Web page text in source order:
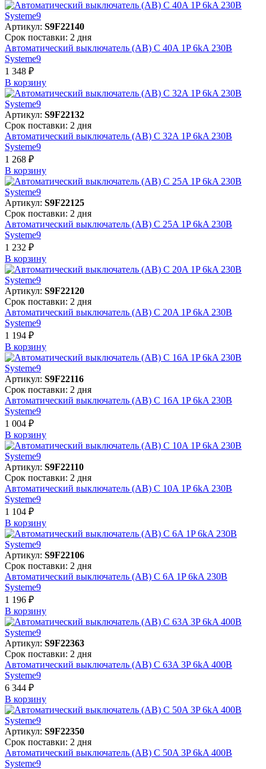
Артикул: S9F22140
Срок поставки: 2 дня
Автоматический выключатель (АВ) C 40A 1P 6kA 230В
Systeme9
1 348 ₽
В корзинy
Артикул: S9F22132
Срок поставки: 2 дня
Автоматический выключатель (АВ) C 32A 1P 6kA 230В
Systeme9
1 268 ₽
В корзинy
Артикул: S9F22125
Срок поставки: 2 дня
Автоматический выключатель (АВ) C 25A 1P 6kA 230В
Systeme9
1 232 ₽
В корзинy
Артикул: S9F22120
Срок поставки: 2 дня
Автоматический выключатель (АВ) C 20A 1P 6kA 230В
Systeme9
1 194 ₽
В корзинy
Артикул: S9F22116
Срок поставки: 2 дня
Автоматический выключатель (АВ) C 16A 1P 6kA 230В
Systeme9
1 004 ₽
В корзинy
Артикул: S9F22110
Срок поставки: 2 дня
Автоматический выключатель (АВ) C 10A 1P 6kA 230В
Systeme9
1 104 ₽
В корзинy
Артикул: S9F22106
Срок поставки: 2 дня
Автоматический выключатель (АВ) C 6A 1P 6kA 230В
Systeme9
1 196 ₽
В корзинy
Артикул: S9F22363
Срок поставки: 2 дня
Автоматический выключатель (АВ) C 63A 3P 6kA 400В
Systeme9
6 344 ₽
В корзинy
Артикул: S9F22350
Срок поставки: 2 дня
Автоматический выключатель (АВ) C 50A 3P 6kA 400В
Systeme9